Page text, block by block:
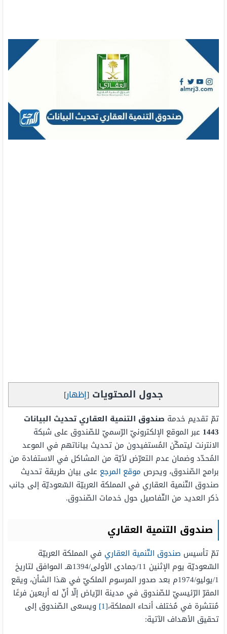
جدول المحتويات [إظهار]
تمّ تقديم خدمة صندوق التنمية العقاري تحديث البيانات
1443 عبر الموقع الإلكترونيّ الرّسميّ للصّندوق على شبكة
الانترنت ليتمكّن المُستفيدون من تحديث بياناتهم في الموعد
المُحدّد وضمان عدم التعرّض لأيّة من المشاكل في الاستفادة من
برامج الصّندوق، ويحرص موقع المرجع على بيان طريقة تحديث
صندوق التّنمية العقاري في المملكة العربيّة السّعوديّة إلى جانب
ذكر العديد من التّفاصيل حول خدمات الصّندوق.
صندوق التنمية العقاري
تمّ تأسيس صندوق التّنمية العقاري في المملكة العربيّة
السّعوديّة يوم الإثنين 11/جمادى الأولى/1394هـ الموافق لتاريخ
1/يوليو/1974م بعد صدور المرسوم الملكيّ في هذا الشأن، ويقع
المقرّ الرّئيسيّ للصّندوق في مدينة الرّياض إلّا أنّ له أربعين فرعًا
مُنتشرة في مُختلف أنحاء المملكة،[1]
ويسعى الصّندوق إلى
تحقيق الأهداف الآتية: